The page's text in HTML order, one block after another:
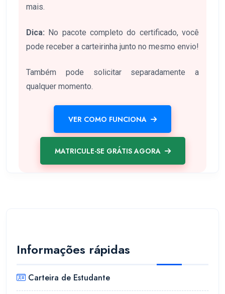
mais.
Dica: No pacote completo do certificado, você
pode receber a carteirinha junto no mesmo envio!
Também pode solicitar separadamente a
qualquer momento.
VER COMO FUNCIONA
MATRICULE-SE GRÁTIS AGORA
Informações rápidas
Carteira de Estudante